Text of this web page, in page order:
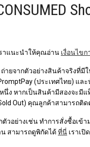
าแนะนำให้คุณอ่าน เงื่อนไขก
ายจากตัวอย่างสินค้าจริงที่มี
(ประเทศไทย) แล
ง หากเป็นสินค้ามีสองจะมีแ
Out) คุณลูกค้าสามารถติด
ตัวอย่างเช่น ทำการสั่งซื้อเ
สามารถดูพิกัดได้ ที่นี่ เราเปิ